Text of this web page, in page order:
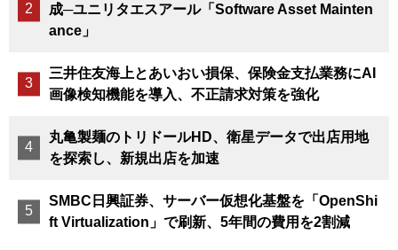
成─ユニリタエスアール「Software Asset Mainten
ance」
三井住友海上とあいおい損保、保険金支払業務にAI
画像検知機能を導入、不正請求対策を強化
丸亀製麺のトリドールHD、衛星データで出店用地
を探索し、新規出店を加速
SMBC日興証券、サーバー仮想化基盤を「OpenShi
ft Virtualization」で刷新、5年間の費用を2割減